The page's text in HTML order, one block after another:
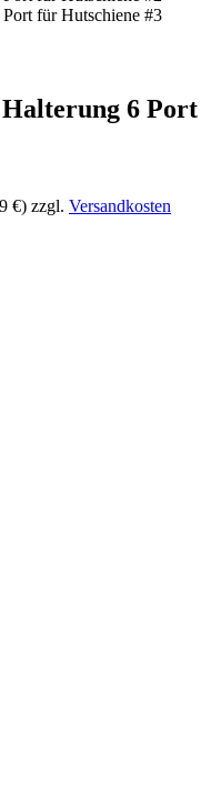
6 Port
€) zzgl. Versandkosten